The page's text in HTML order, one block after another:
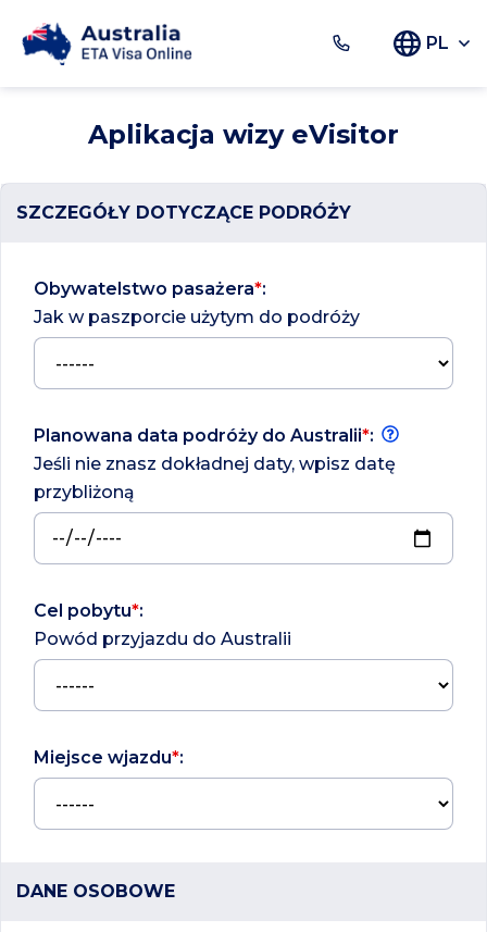
PL
Aplikacja wizy eVisitor
SZCZEGÓŁY DOTYCZĄCE PODRÓŻY
Obywatelstwo pasażera*:
Jak w paszporcie użytym do podróży
Planowana data podróży do Australii*:
Jeśli nie znasz dokładnej daty, wpisz datę
przybliżoną
Cel pobytu*:
Powód przyjazdu do Australii
Miejsce wjazdu*:
DANE OSOBOWE